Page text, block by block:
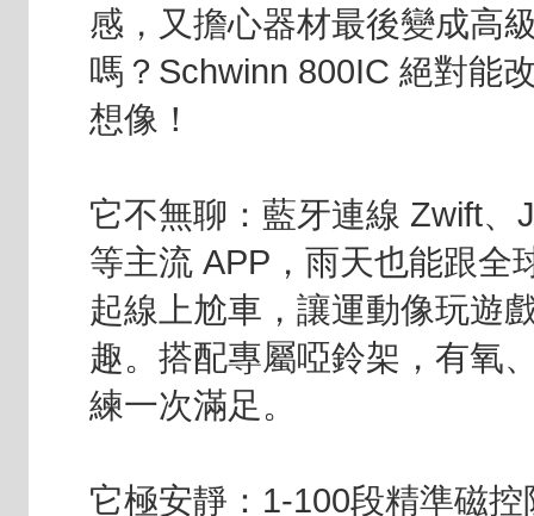
感，又擔心器材最後變成高
嗎？Schwinn 800IC 絕對能
想像！
它不無聊：藍牙連線 Zwift
等主流 APP，雨天也能跟全
起線上尬車，讓運動像玩遊
趣。搭配專屬啞鈴架，有氧
練一次滿足。
它極安靜：1-100段精準磁控